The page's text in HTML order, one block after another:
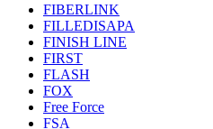
FIBERLINK
FILLEDISAPA
FINISH LINE
FIRST
FLASH
FOX
Free Force
FSA